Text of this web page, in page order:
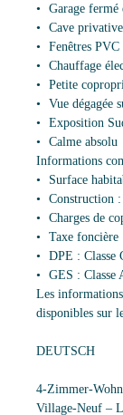
Garage
Cave privative
Fenêtres PVC
Chauffage
Petite
Vue dégagée
Exposition
Calme absolu
Informations
Surface
Construction
Charges de
Taxe foncière
DPE : Classe
GES : Classe
Les
disponibles sur
DEUTSCH
4-Zimmer-
Village-Neuf –